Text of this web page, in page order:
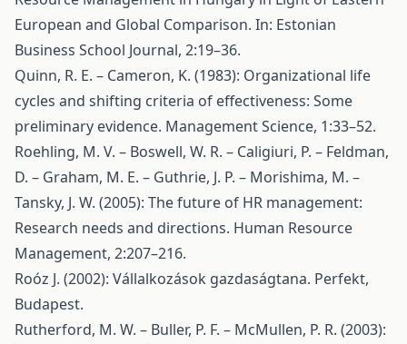
European and Global Comparison. In: Estonian
Business School Journal, 2:19–36.
Quinn, R. E. – Cameron, K. (1983): Organizational life
cycles and shifting criteria of effectiveness: Some
preliminary evidence. Management Science, 1:33–52.
Roehling, M. V. – Boswell, W. R. – Caligiuri, P. – Feldman,
D. – Graham, M. E. – Guthrie, J. P. – Morishima, M. –
Tansky, J. W. (2005): The future of HR management:
Research needs and directions. Human Resource
Management, 2:207–216.
Roóz J. (2002): Vállalkozások gazdaságtana. Perfekt,
Budapest.
Rutherford, M. W. – Buller, P. F. – McMullen, P. R. (2003):